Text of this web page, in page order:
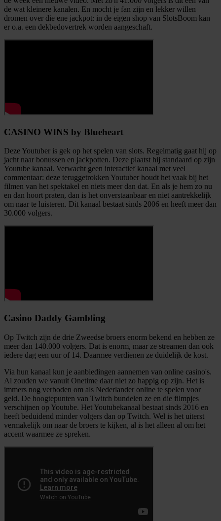
informatie over uw gebruik van onze site met onze
partners voor social media, adverteren en analyse. Deze
partners kunnen deze gegevens combineren met andere
informatie die u aan ze heeft verstrekt of die ze hebben
de wat kleinere kanalen. En mocht je fan zijn en lekker willen
dromen over die ene jackpot: in de eigen shop van SlotsBoom kan
er o.a. een dekbedovertrek worden aangeschaft.
CASINO WINS by Blueheart
Deze Youtuber is gek op het spelen van slots. Regelmatig gaat hij op
jacht naar bonussen en jackpotten. Deze plaatst hij standaard op zijn
Youtube kanaal. Verwacht geen interactief kanaal met veel
commentaar: deze teruggetrokken Youtuber houdt het vaak bij het
filmen van het spektakel en niets meer dan dat. En als je hem zo nu
en dan hoort praten, dan is het onverstaanbaar en niet aantrekkelijk
om naar te luisteren. Dit kanaal bestaat sinds 2006 en heeft meer dan
30.000 volgers.
Casino Daddy Gambling
Op Twitch zijn de drie Zweedse broers enorm bekend en hebben ze
meer dan 140.000 volgers. Dat is enorm, maar ze streamen dan ook
iedere dag een uur of 14. Daarmee verdienen ze duidelijk de kost.
Via hun kanaal kun je aanbiedingen aannemen van online casino's.
Al zouden we vanuit Onetime daar niet zo happig op zijn. Het is
immers nog verboden om als Nederlander online te spelen voor
geld. De hoogtepunten van Twitch bundelen ze en die filmpjes
verschijnen op Youtube. Het Youtubekanaal bestaat sinds 2016 en
heeft beduidend minder volgers dan op Twitch. Wel is het uiterst
vermakelijk om naar de broers te kijken, al is het alleen al om het
accent waarmee ze spreken.